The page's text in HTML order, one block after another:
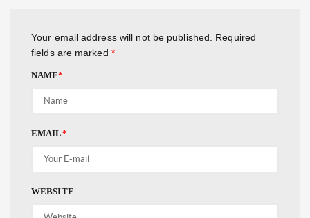
Your email address will not be published.
Required
fields are marked *
NAME*
EMAIL*
WEBSITE